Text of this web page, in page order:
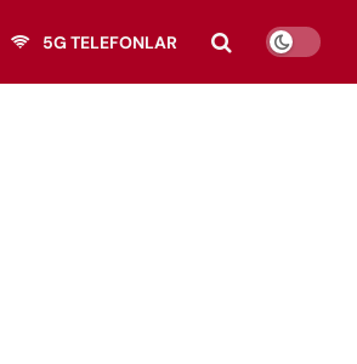
5G TELEFONLAR